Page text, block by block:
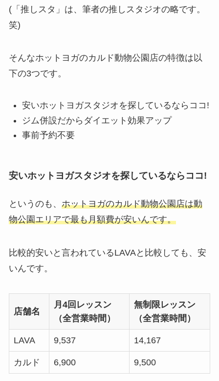
(「推しスタ」は、筆者の推しスタジオの略です。
笑)
そんなホットヨガのカルド動物公園店の特徴は以
下の3つです。
安いホットヨガスタジオを探しているならココ!
ジム併設だからダイエット効果アップ
事前予約不要
安いホットヨガスタジオを探しているならココ!
というのも、 ホットヨガのカルド動物公園店は動
物公園エリアで最も月額費が安いんです。
比較的安いと言われているLAVAと比較しても、安
いんです。
店舗名
月4回レッスン
（全営業時間）
無制限レッスン
（全営業時間）
LAVA 9,537 14,167
カルド 6,900 9,500